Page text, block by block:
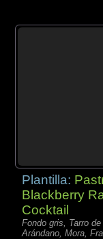
Plantilla:
Blackberry
Cocktail
Fondo gris, Tarro
Arándano, Mora,